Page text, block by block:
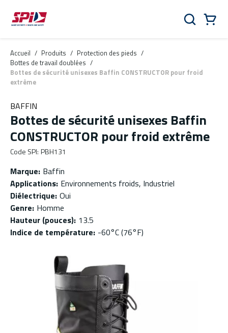
Aller au contenu principal
Skip to menu
Skip to footer
Rechercher
Accueil / Produits / Protection des pieds /
Bottes de travail doublées /
Bottes de sécurité unisexes Baffin CONSTRUCTOR pour froid
extrême
BAFFIN
Bottes de sécurité unisexes Baffin
CONSTRUCTOR pour froid extrême
Code SPI: PBH131
Marque: Baffin
Applications: Environnements froids, Industriel
Diélectrique: Oui
Genre: Homme
Hauteur (pouces): 13.5
Indice de température: -60°C (76°F)